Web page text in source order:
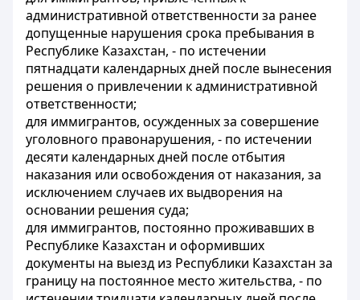
административной ответственности за ранее
допущенные нарушения срока пребывания в
Республике Казахстан, - по истечении
пятнадцати календарных дней после вынесения
решения о привлечении к административной
ответственности;
для иммигрантов, осужденных за совершение
уголовного правонарушения, - по истечении
десяти календарных дней после отбытия
наказания или освобождения от наказания, за
исключением случаев их выдворения на
основании решения суда;
для иммигрантов, постоянно проживавших в
Республике Казахстан и оформивших
документы на выезд из Республики Казахстан за
границу на постоянное место жительства, - по